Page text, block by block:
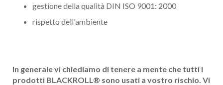
Cognome
gestione della qualità DIN ISO 9001: 2000
rispetto dell'ambiente
In generale vi chiediamo di tenere a mente che tutti i
prodotti BLACKROLL ® sono usati a vostro rischio. Vi